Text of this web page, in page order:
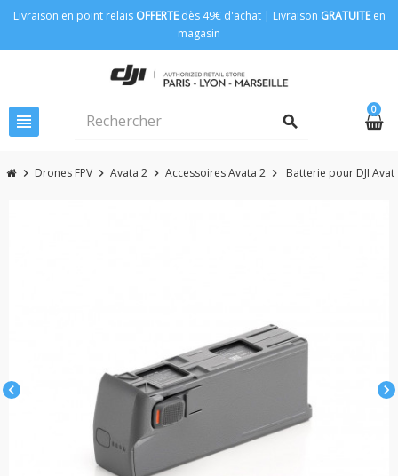
Livraison en point relais OFFERTEdès 49€ d'achat | Livraison GRATUITEen
magasin
view_headline search
0
chevron_right Drones FPV chevron_right Avata 2 chevron_right Accessoires Avata 2 chevron_right Batterie pour DJI
chevron_left chevron_right